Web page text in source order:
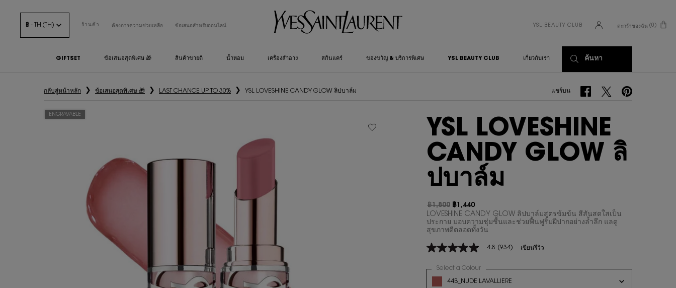
฿ - TH (TH) ร้านค้า ต้องการความช่วยเหลือ ข้อเสนอสำหรับออนไลน์ YSL BEAUTY CLUB ตะกร้าของฉัน 0
0 PRODUCT IN CART
GIFTSET ข้อเสนอสุดพิเศษ 🎁 สินค้าขายดี น้ำหอม เครื่องสำอาง สกินแคร์ ของขวัญ & บริการพิเศษ YSL BEAUTY CLUB เกี่ยวกับเรา ค้นหา
กลับสู่หน้าหลัก ข้อเสนอสุดพิเศษ 🎁 LAST CHANCE UP TO 30% YSL LOVESHINE CANDY GLOW ลิปบาล์ม แชร์บน แชร์บน Facebook
แชร์บน Twitterแชร์บน Pinterest
YSL LOVESHINE
CANDY GLOW ลิ
ปบาล์ม
ราคาเก่า
฿1,800
ราคาใหม่
฿1,440
LOVESHINE CANDY GLOW ลิปบาล์มสูตรข้มข้น สีสันสดใสเป็น
ประกาย มอบความชุ่มชื้นและช่วยฟื้นฟูริมฝีปากอย่างล้ำลึก แลดู
สุขภาพดีตลอดทั้งวัน
4.8
5
ดาว
4.8 (934) เขียนรีวิว
ENGRAVABLE
44B_NUDE LAVALLIERE
Select a Colourfor YSL LOVESHINE CANDY GLOW ลิปบาล์ม